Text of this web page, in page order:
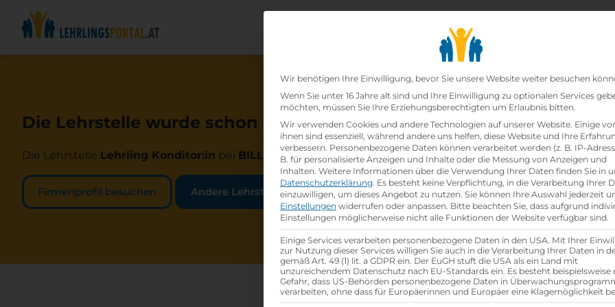
Lehrbetriebesearch
Die Lehrstelle wurde schon besetzt!
Die Lehrstelle Lehrling Konditor:in bei BILLA AGist schonbesetzt.
Firmenprofil besuchen Andere Lehrstelle suchen
Datenschutz-
Wir benötigen Ihre Einwilligung, bevor Sie unsere Website weiter besuchen
Wenn Sie unter 16 Jahre alt sind und Ihre Einwilligung zu optionalen Services
möchten, müssen Sie Ihre Erziehungsberechtigten um Erlaubnis bitten.
Wir verwenden Cookies und andere Technologien auf unserer Website. Einige
ihnen sind essenziell, während andere uns helfen, diese Website und Ihre
verbessern. Personenbezogene Daten können verarbeitet werden (z. B. IP-
B. für personalisierte Anzeigen und Inhalte oder die Messung von Anzeigen und
Inhalten. Weitere Informationen über die Verwendung Ihrer Daten finden Sie in
Datenschutzerklärung. Es besteht keine Verpflichtung, in die Verarbeitung Ihrer
einzuwilligen, um dieses Angebot zu nutzen. Sie können Ihre Auswahl jederzeit
Einstellungen widerrufen oder anpassen. Bitte beachten Sie, dass aufgrund
Einstellungen möglicherweise nicht alle Funktionen der Website verfügbar sind.
Einige Services verarbeiten personenbezogene Daten in den USA. Mit Ihrer
zur Nutzung dieser Services willigen Sie auch in die Verarbeitung Ihrer Daten in
gemäß Art. 49 (1) lit. a GDPR ein. Der EuGH stuft die USA als ein Land mit
unzureichendem Datenschutz nach EU-Standards ein. Es besteht beispielsweise
Gefahr, dass US-Behörden personenbezogene Daten in
verarbeiten, ohne dass für Europäerinnen und Europäer eine Klagemöglichkeit